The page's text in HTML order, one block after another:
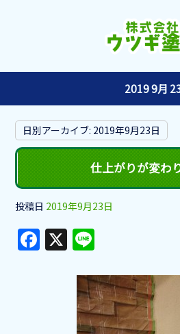
2019 9月
日別アーカイブ: 2019年9月23日
仕上がりが変わ
投稿日 2019年9月23日
F
a
X
e